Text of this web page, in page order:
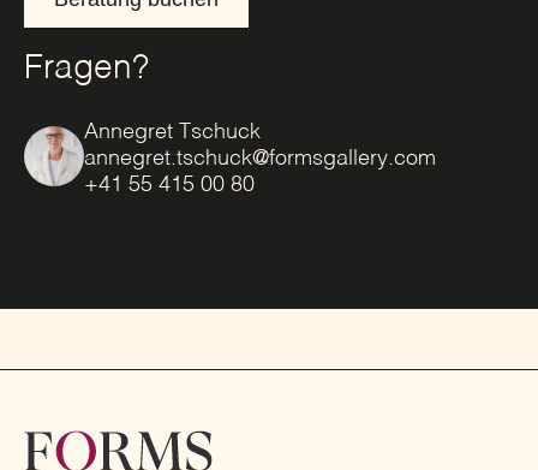
Fragen?
Annegret Tschuck
annegret.tschuck@formsgallery.com
+41 55 415 00 80